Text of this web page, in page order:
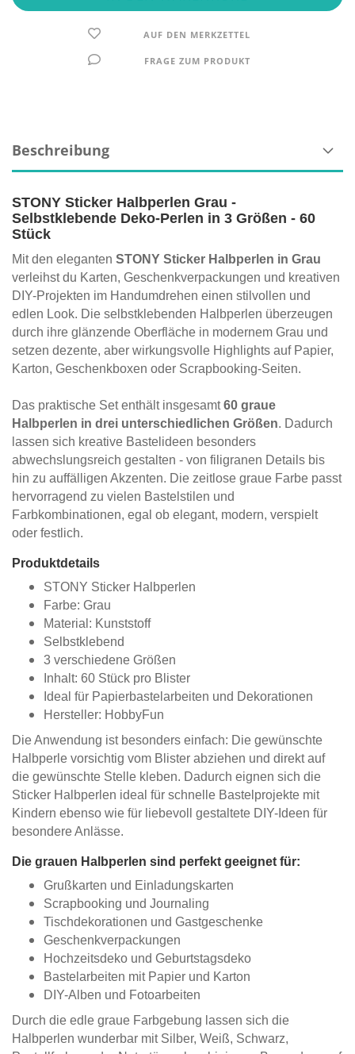
AUF DEN MERKZETTEL
FRAGE ZUM PRODUKT
Beschreibung
STONY Sticker Halbperlen Grau -
Selbstklebende Deko-Perlen in 3 Größen - 60
Stück
Mit den eleganten STONY Sticker Halbperlen in Grau
verleihst du Karten, Geschenkverpackungen und kreativen
DIY-Projekten im Handumdrehen einen stilvollen und
edlen Look. Die selbstklebenden Halbperlen überzeugen
durch ihre glänzende Oberfläche in modernem Grau und
setzen dezente, aber wirkungsvolle Highlights auf Papier,
Karton, Geschenkboxen oder Scrapbooking-Seiten.
Das praktische Set enthält insgesamt60 graue
Halbperlen in drei unterschiedlichen Größen. Dadurch
lassen sich kreative Bastelideen besonders
abwechslungsreich gestalten - von filigranen Details bis
hin zu auffälligen Akzenten. Die zeitlose graue Farbe passt
hervorragend zu vielen Bastelstilen und
Farbkombinationen, egal ob elegant, modern, verspielt
oder festlich.
Produktdetails
STONY Sticker Halbperlen
Farbe: Grau
Material: Kunststoff
Selbstklebend
3 verschiedene Größen
Inhalt: 60 Stück pro Blister
Ideal für Papierbastelarbeiten und Dekorationen
Hersteller: HobbyFun
Die Anwendung ist besonders einfach: Die gewünschte
Halbperle vorsichtig vom Blister abziehen und direkt auf
die gewünschte Stelle kleben. Dadurch eignen sich die
Sticker Halbperlen ideal für schnelle Bastelprojekte mit
Kindern ebenso wie für liebevoll gestaltete DIY-Ideen für
besondere Anlässe.
Die grauen Halbperlen sind perfekt geeignet für:
Grußkarten und Einladungskarten
Scrapbooking und Journaling
Tischdekorationen und Gastgeschenke
Geschenkverpackungen
Hochzeitsdeko und Geburtstagsdeko
Bastelarbeiten mit Papier und Karton
DIY-Alben und Fotoarbeiten
Durch die edle graue Farbgebung lassen sich die
Halbperlen wunderbar mit Silber, Weiß, Schwarz,